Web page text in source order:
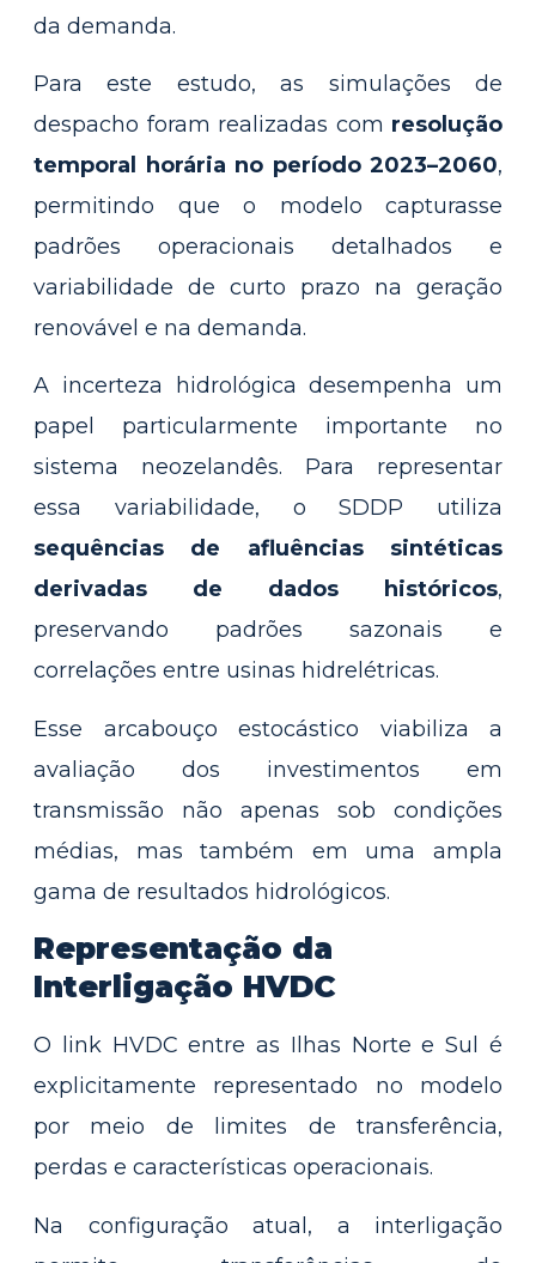
da demanda.
Para este estudo, as simulações de
despacho foram realizadas com resolução
temporal horária no período 2023–2060,
permitindo que o modelo capturasse
padrões operacionais detalhados e
variabilidade de curto prazo na geração
renovável e na demanda.
A incerteza hidrológica desempenha um
papel particularmente importante no
sistema neozelandês. Para representar
essa variabilidade, o SDDP utiliza
sequências de afluências sintéticas
derivadas de dados históricos,
preservando padrões sazonais e
correlações entre usinas hidrelétricas.
Esse arcabouço estocástico viabiliza a
avaliação dos investimentos em
transmissão não apenas sob condições
médias, mas também em uma ampla
gama de resultados hidrológicos.
Representação da
Interligação HVDC
O link HVDC entre as Ilhas Norte e Sul é
explicitamente representado no modelo
por meio de limites de transferência,
perdas e características operacionais.
Na configuração atual, a interligação